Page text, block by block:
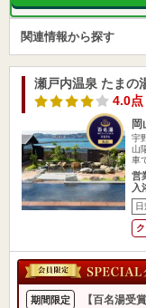
関連情報から探す
瀬戸内温泉 たまの
4.0点
岡
宇
山
車
営
入
日
期間限定
【百名湯受